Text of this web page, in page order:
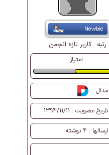
رتبه :کاربر تازه انجمن
امتیاز
طبیعی
مدال :
تاریخ عضویت : 1394/11/11
ارسالها : 4 نوشته